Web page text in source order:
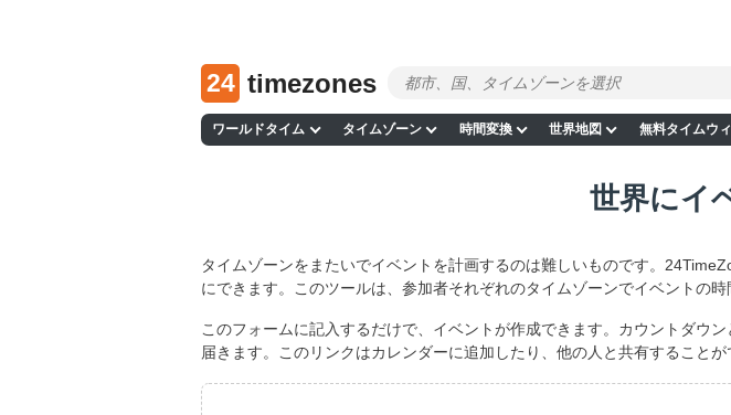
24 timezones
ワールドタイム タイムゾーン 時間変換 世界地図 無料タイムウ
世界にイ
タイムゾーンをまたいでイベントを計画するのは難しいものです。
にできます。このツールは、参加者それぞれのタイムゾーンでイベントの時
このフォームに記入するだけで、イベントが作成できます。カウントダウ
届きます。このリンクはカレンダーに追加したり、他の人と共有することが